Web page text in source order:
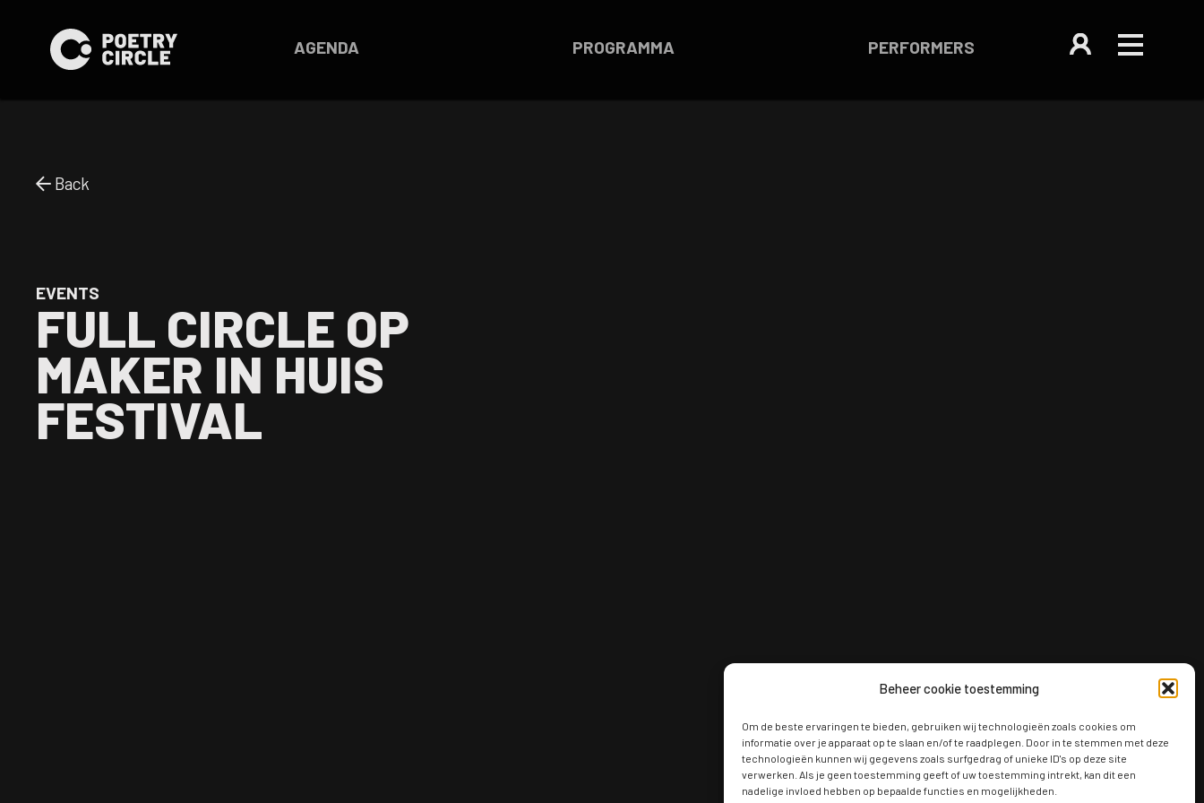
Beheer cookie toestemming
Om de beste ervaringen te bieden, gebruiken wij technologieën zoals cookies om
informatie over je apparaat op te slaan en/of te raadplegen. Door in te stemmen met deze
technologieën kunnen wij gegevens zoals surfgedrag of unieke ID's op deze site
verwerken. Als je geen toestemming geeft of uw toestemming intrekt, kan dit een
nadelige invloed hebben op bepaalde functies en mogelijkheden.
AGENDA PROGRAMMA PERFORMERS
Back
EVENTS
FULL CIRCLE OP
MAKER IN HUIS
FESTIVAL